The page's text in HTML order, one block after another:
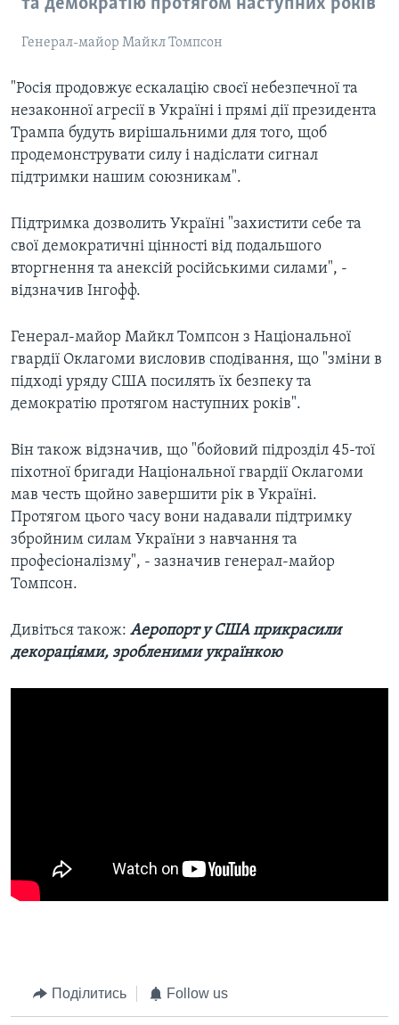
та демократію протягом наступних років
Генерал-майор Майкл Томпсон
"Росія продовжує ескалацію своєї небезпечної та
незаконної агресії в Україні і прямі дії президента
Трампа будуть вирішальними для того, щоб
продемонструвати силу і надіслати сигнал
підтримки нашим союзникам".
Підтримка дозволить Україні "захистити себе та
свої демократичні цінності від подальшого
вторгнення та анексій російськими силами", -
відзначив Інгофф.
Генерал-майор Майкл Томпсон з Національної
гвардії Оклагоми висловив сподівання, що "зміни в
підході уряду США посилять їх безпеку та
демократію протягом наступних років".
Він також відзначив, що "бойовий підрозділ 45-тої
піхотної бригади Національної гвардії Оклагоми
мав честь щойно завершити рік в Україні.
Протягом цього часу вони надавали підтримку
збройним силам України з навчання та
професіоналізму", - зазначив генерал-майор
Томпсон.
Дивіться також: Аеропорт у США прикрасили
декораціями, зробленими українкою
Поділитись Follow us